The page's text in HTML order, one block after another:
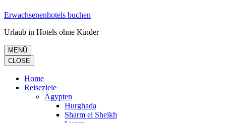
Erwachsenenhotels buchen
Urlaub in Hotels ohne Kinder
MENÜ
CLOSE
Home
Reiseziele
Ägypten
Hurghada
Sharm el Sheikh